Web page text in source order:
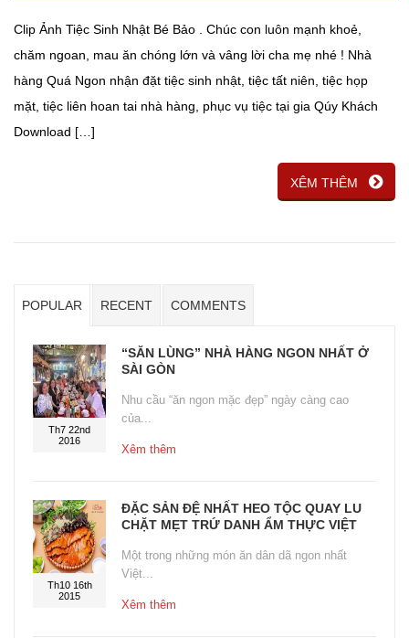
Clip Ảnh Tiệc Sinh Nhật Bé Bảo . Chúc con luôn mạnh khoẻ,
chăm ngoan, mau ăn chóng lớn và vâng lời cha mẹ nhé ! Nhà
hàng Quá Ngon nhận đặt tiệc sinh nhật, tiệc tất niên, tiệc họp
mặt, tiệc liên hoan tai nhà hàng, phục vụ tiệc tại gia Qúy Khách
Download […]
XÊM THÊM
POPULAR RECENT COMMENTS
Th7 22nd
2016
“SĂN LÙNG” NHÀ HÀNG NGON NHẤT Ở
SÀI GÒN
Nhu cầu “ăn ngon mặc đẹp” ngày càng cao
của...
Xêm thêm
Th10 16th
2015
ĐẶC SẢN ĐỆ NHẤT HEO TỘC QUAY LU
CHẶT MẸT TRỨ DANH ẨM THỰC VIỆT
Một trong những món ăn dân dã ngon nhất
Việt...
Xêm thêm